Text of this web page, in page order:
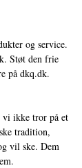
og service.
Støt den frie
på dkq.dk.
vi ikke tror på et
tradition,
vil ske. Dem